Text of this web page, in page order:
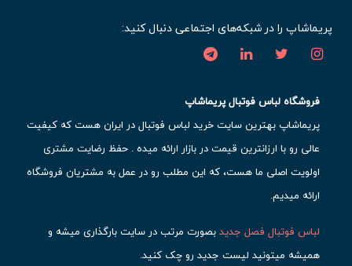
پریماشاپ را در شبکه‌های اجتماعی دنبال کنید:
فروشگاه لباس فوتبال پریماشاپ
پریماشاپ بهترین سایت خرید لباس فوتبال در ایران هست که کیفیت
عالی رو با ارزانترین قیمت در بازار ارائه میده . حفظ رضایت مشتری
اولویت اصلی ما هست، که این مطلب رو در عمل به مشتریان فروشگاه
ارائه میدیم.
لباس فوتبال فصل جدیدبصورت مرتب در سایت بارگذاری میشه و
همیشه میتونید لیست جدید رو چک کنید.